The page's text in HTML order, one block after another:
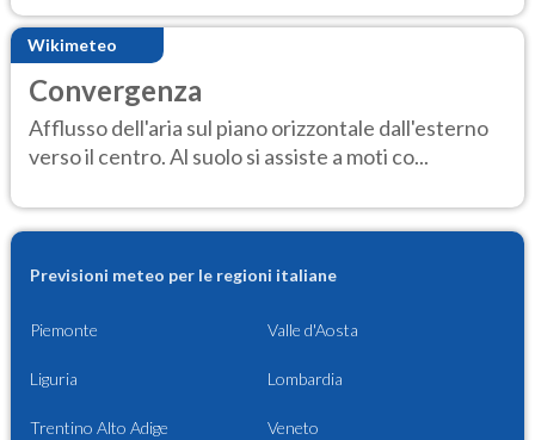
Wikimeteo
Convergenza
Afflusso dell'aria sul piano orizzontale dall'esterno
verso il centro. Al suolo si assiste a moti co...
Previsioni meteo per le regioni italiane
Piemonte Valle d'Aosta
Liguria Lombardia
Trentino Alto Adige Veneto